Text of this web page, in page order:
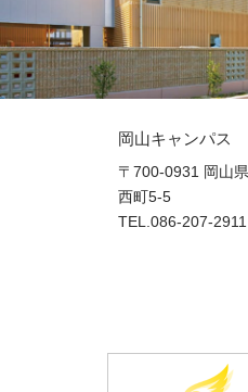
岡山キャンパス
〒700-0931 岡山
西町5-5
TEL.086-207-2911